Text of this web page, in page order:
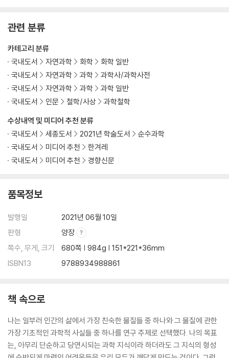
5.2.1 다원주의란 무엇인가? | 5.2.2 관용의 혜택 | 5.2.3 상호작용의 혜택
| 5.2.4 과학사와 과학철학의 임무
5.3 다원주의의 실천에 관한 추가 언급
5.3.1 다원주의 대 다원주의적 태도 | 5.3.2 형이상학과 인식론 사이에서 |
5.3.3 일원주의자들도 도움이 될 수 있을까? | 5.3.4 계속되는 상보적 과
학
옮긴이의 말
참고문헌
찾아보기
관련 분류
수상내역 및 미디어 추천 분류
국내도서
세종도서 2021년 학술도서
순수과학
국내도서
미디어 추천
한겨레
국내도서
미디어 추천 경향신문
카테고리 분류
국내도서
자연과학 화학
화학 일반
국내도서
자연과학 과학
과학사/과학사전
국내도서
자연과학 과학
과학 일반
국내도서
인문 철학/사상 과학철학
품목정보
발행일
2021년 06월 10일
판형
양장
쪽수, 무게, 크기
680쪽 | 984g | 151*221*36mm
ISBN13
9788934988861
책 속으로
나는 일부러 인간의 삶에서 가장 친숙한 물질들 중 하나와 그 물질에 관한
가장 기초적인 과학적 사실들 중 하나를 연구 주제로 선택했다. 나의 목표
는, 아무리 단순하고 당연시되는 과학 지식이라 하더라도 그 지식의 형성